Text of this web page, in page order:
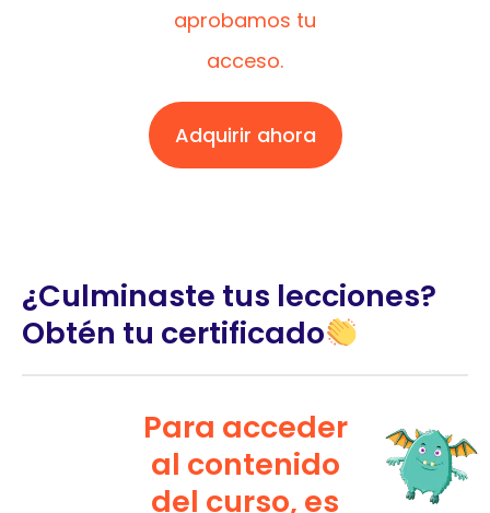
aprobamos tu
acceso.
Adquirir ahora
¿Culminaste tus lecciones?
Obtén tu certificado
Para acceder
al contenido
del curso, es